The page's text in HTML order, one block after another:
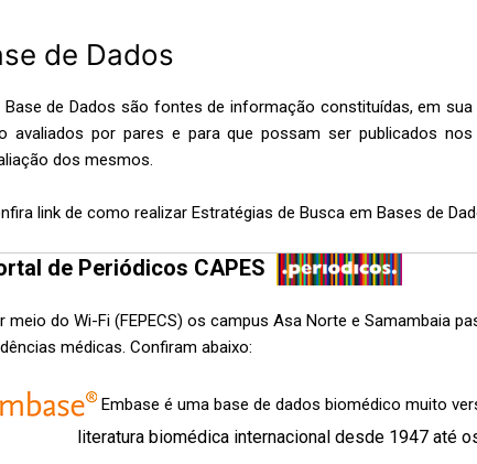
de Dados
Base de Dados são fontes de informação constituídas, em
avaliados por pares e para que possam ser publicados
dos mesmos.
link de como realizarEstratégias de Busca em Bases de
de Periódicos CAPES
meio do Wi-Fi (FEPECS) os campus Asa Norte e Samambaia
médicas. Confiram abaixo:
Embase é uma base de dados biomédico muito
biomédica internacional desde 1947 até os